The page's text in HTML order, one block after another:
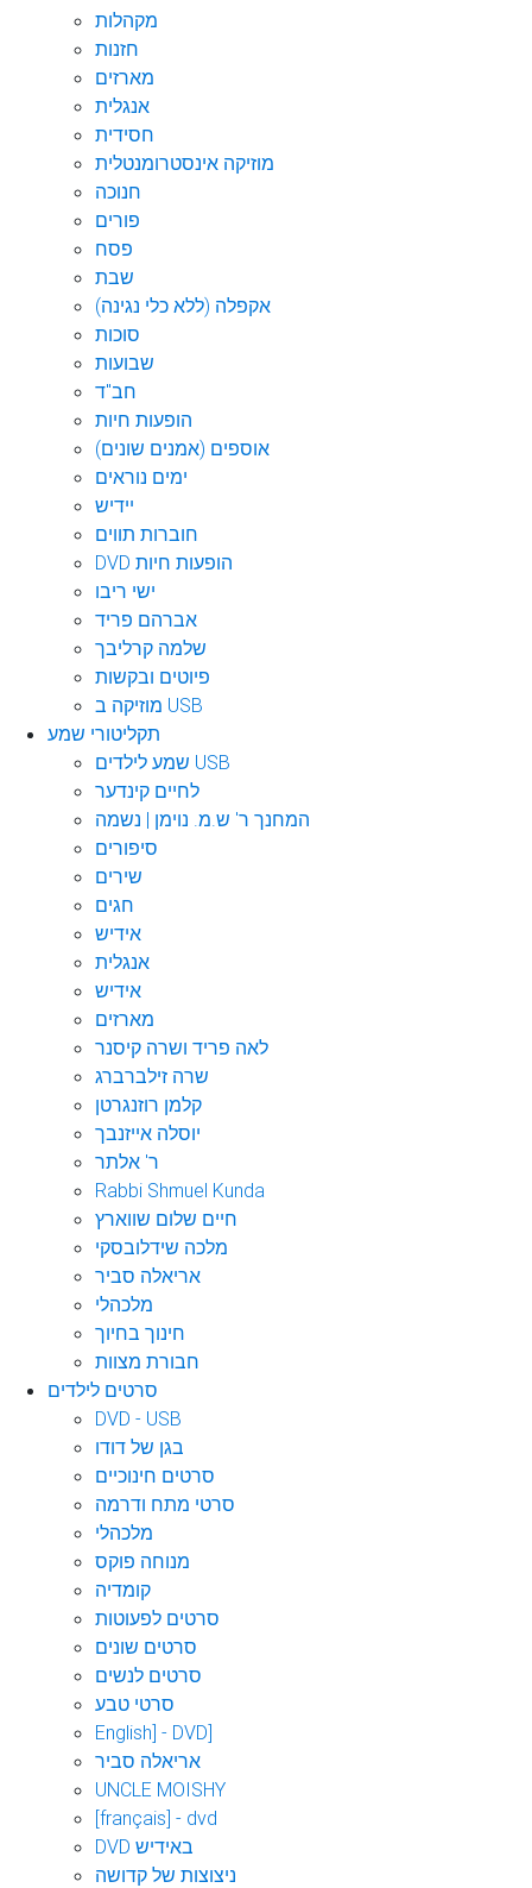
מקהלות
חזנות
מארזים
אנגלית
חסידית
מוזיקה אינסטרומנטלית
חנוכה
פורים
פסח
שבת
אקפלה (ללא כלי נגינה)
סוכות
שבועות
חב"ד
הופעות חיות
אוספים (אמנים שונים)
ימים נוראים
יידיש
חוברות תווים
DVD הופעות חיות
ישי ריבו
אברהם פריד
שלמה קרליבך
פיוטים ובקשות
מוזיקה ב USB
תקליטורי שמע
שמע לילדים USB
לחיים קינדער
המחנך ר' ש.מ. נוימן | נשמה
סיפורים
שירים
חגים
אידיש
אנגלית
אידיש
מארזים
לאה פריד ושרה קיסנר
שרה זילברברג
קלמן רוזנגרטן
יוסלה אייזנבך
ר' אלתר
Rabbi Shmuel Kunda
חיים שלום שווארץ
מלכה שידלובסקי
אריאלה סביר
מלכהלי
חינוך בחיוך
חבורת מצוות
סרטים לילדים
DVD - USB
בגן של דודו
סרטים חינוכיים
סרטי מתח ודרמה
מלכהלי
מנוחה פוקס
קומדיה
סרטים לפעוטות
סרטים שונים
סרטים לנשים
סרטי טבע
English] - DVD]
אריאלה סביר
UNCLE MOISHY
[français] - dvd
DVD באידיש
ניצוצות של קדושה